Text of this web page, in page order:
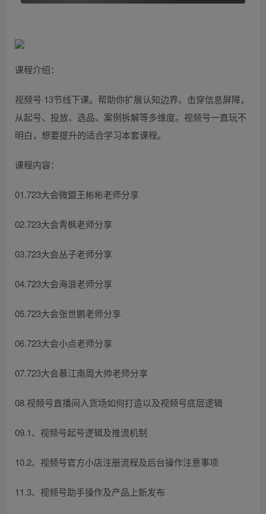
课程介绍：
视频号·13节线下课。帮助你扩展认知边界、击穿信息屏障，
从起号、投放、选品、案例拆解等多维度。视频号一直玩不
明白，想要提升的适合学习本套课程。
课程内容：
01.723大会微盟王彬彬老师分享
02.723大会青枫老师分享
03.723大会丛子老师分享
04.723大会海浪老师分享
05.723大会张世鹏老师分享
06.723大会小点老师分享
07.723大会慕江南周大帅老师分享
08.视频号直播间人货场如何打造以及视频号底层逻辑
09.1、视频号起号逻辑及推流机制
10.2、视频号官方小店注册流程及后台操作注意事项
11.3、视频号助手操作及产品上新发布